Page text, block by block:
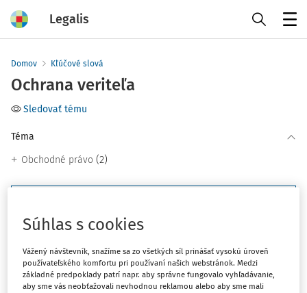
Legalis
Domov Kľúčové slová
Ochrana veriteľa
Sledovať tému
Téma
Obchodné právo (2)
Zoradiť podľa:
Najnovšie Najstaršie
Súhlas s cookies
Vážený návštevník, snažíme sa zo všetkých síl prinášať vysokú úroveň
používateľského komfortu pri používaní našich webstránok. Medzi
základné predpoklady patrí napr. aby správne fungovalo vyhľadávanie,
aby sme vás neobťažovali nevhodnou reklamou alebo aby sme mali